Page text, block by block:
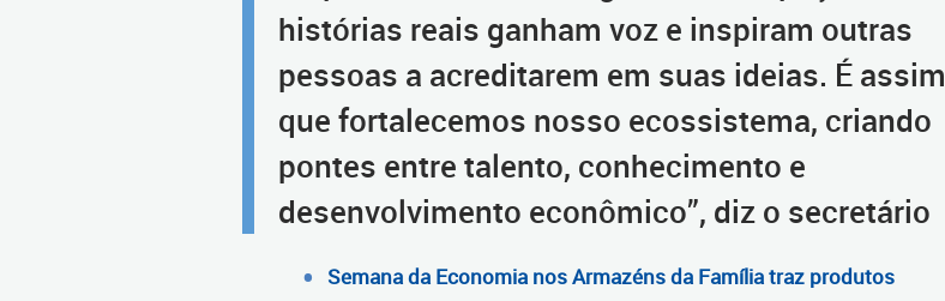
histórias reais ganham voz e inspiram outras
pessoas a acreditarem em suas ideias. É assim
que fortalecemos nosso ecossistema, criando
pontes entre talento, conhecimento e
desenvolvimento econômico”, diz o secretário
Semana da Economia nos Armazéns da Família traz produtos